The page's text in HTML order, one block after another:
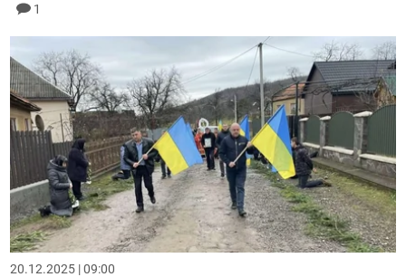
1
20.12.2025 | 09:00